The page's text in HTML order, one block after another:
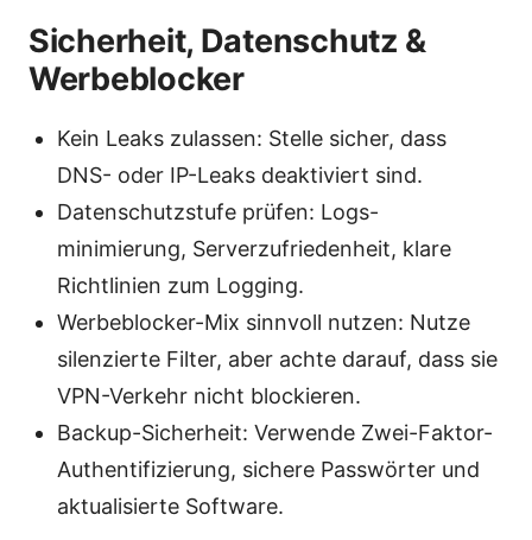
Sicherheit, Datenschutz &
Werbeblocker
Kein Leaks zulassen: Stelle sicher, dass
DNS- oder IP-Leaks deaktiviert sind.
Datenschutzstufe prüfen: Logs-
minimierung, Serverzufriedenheit, klare
Richtlinien zum Logging.
Werbeblocker-Mix sinnvoll nutzen: Nutze
silenzierte Filter, aber achte darauf, dass sie
VPN-Verkehr nicht blockieren.
Backup-Sicherheit: Verwende Zwei-Faktor-
Authentifizierung, sichere Passwörter und
aktualisierte Software.